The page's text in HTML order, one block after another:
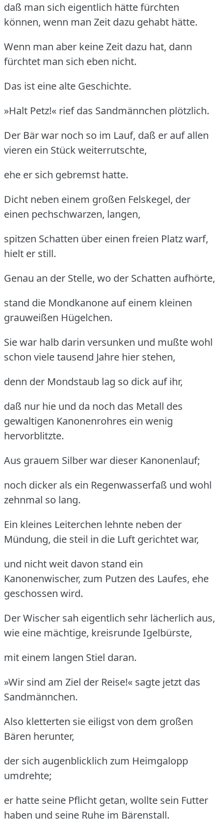
daß man sich eigentlich hätte fürchten
können, wenn man Zeit dazu gehabt hätte.
Wenn man aber keine Zeit dazu hat, dann
fürchtet man sich eben nicht.
Das ist eine alte Geschichte.
»Halt Petz!« rief das Sandmännchen plötzlich.
Der Bär war noch so im Lauf, daß er auf allen
vieren ein Stück weiterrutschte,
ehe er sich gebremst hatte.
Dicht neben einem großen Felskegel, der
einen pechschwarzen, langen,
spitzen Schatten über einen freien Platz warf,
hielt er still.
Genau an der Stelle, wo der Schatten aufhörte,
stand die Mondkanone auf einem kleinen
grauweißen Hügelchen.
Sie war halb darin versunken und mußte wohl
schon viele tausend Jahre hier stehen,
denn der Mondstaub lag so dick auf ihr,
daß nur hie und da noch das Metall des
gewaltigen Kanonenrohres ein wenig
hervorblitzte.
Aus grauem Silber war dieser Kanonenlauf;
noch dicker als ein Regenwasserfaß und wohl
zehnmal so lang.
Ein kleines Leiterchen lehnte neben der
Mündung, die steil in die Luft gerichtet war,
und nicht weit davon stand ein
Kanonenwischer, zum Putzen des Laufes, ehe
geschossen wird.
Der Wischer sah eigentlich sehr lächerlich aus,
wie eine mächtige, kreisrunde Igelbürste,
mit einem langen Stiel daran.
»Wir sind am Ziel der Reise!« sagte jetzt das
Sandmännchen.
Also kletterten sie eiligst von dem großen
Bären herunter,
der sich augenblicklich zum Heimgalopp
umdrehte;
er hatte seine Pflicht getan, wollte sein Futter
haben und seine Ruhe im Bärenstall.